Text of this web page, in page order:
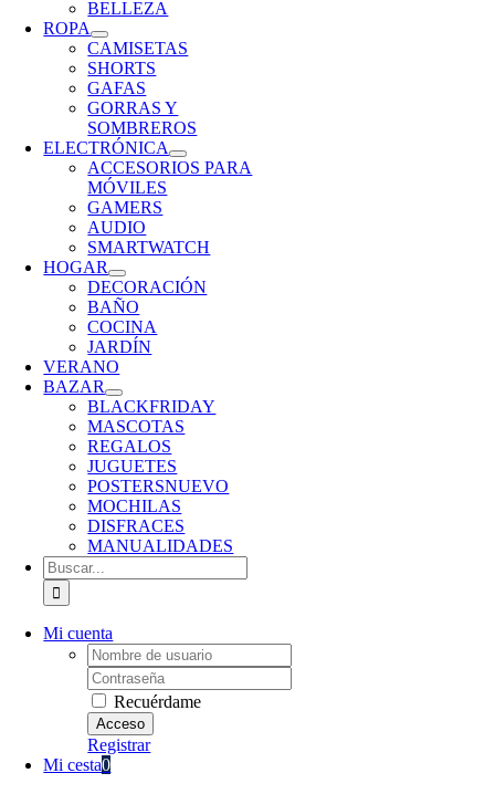
BELLEZA
ROPA
CAMISETAS
SHORTS
GAFAS
GORRAS Y
SOMBREROS
ELECTRÓNICA
ACCESORIOS PARA
MÓVILES
GAMERS
AUDIO
SMARTWATCH
HOGAR
DECORACIÓN
BAÑO
COCINA
JARDÍN
VERANO
BAZAR
BLACKFRIDAY
MASCOTAS
REGALOS
JUGUETES
POSTERSNUEVO
MOCHILAS
DISFRACES
MANUALIDADES
Buscar:
Mi cuenta
Username:
Password:
Recuérdame
Registrar
Mi cesta0